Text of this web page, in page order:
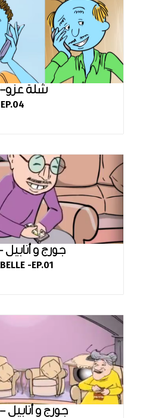
شلة عزو-
جورج و أنابيل
-EP.01
جورج و أنابيل -